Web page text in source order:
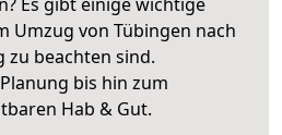
Umzug von Tübingen nach
beachten sind.
bis hin zum
Hab & Gut.